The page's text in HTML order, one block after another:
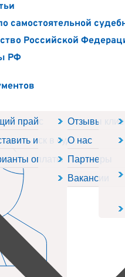
прайс
иск в суд
оплаты
Отзывы
О нас
Партнеры
Вакансии
самостоятельной
Российской
РФ